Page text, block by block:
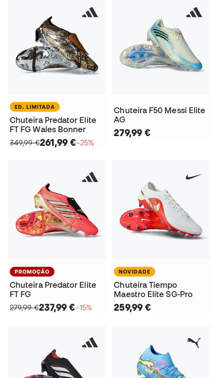
ED. LIMITADA
Chuteira Predator Elite
FT FG Wales Bonner
349,99 €261,99 €−25%
Chuteira F50 Messi Elite
AG
279,99 €
PROMOÇÃO
Chuteira Predator Elite
FT FG
279,99 €237,99 €−15%
NOVIDADE
Chuteira Tiempo
Maestro Elite SG-Pro
259,99 €